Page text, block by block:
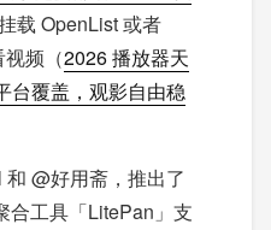
载 OpenList 或者
频（2026 播放器天
台覆盖，观影自由稳
@好用斋，推出了
合工具「LitePan」支